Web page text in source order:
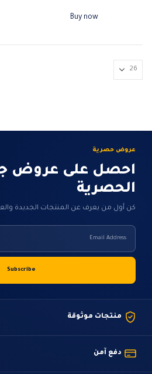
Buy now
عروض حصرية
احصل على عروض
الحصرية
كن أول من يعرف عن المنتجات الجديدة
منتجات موثوقة
دفع آمن